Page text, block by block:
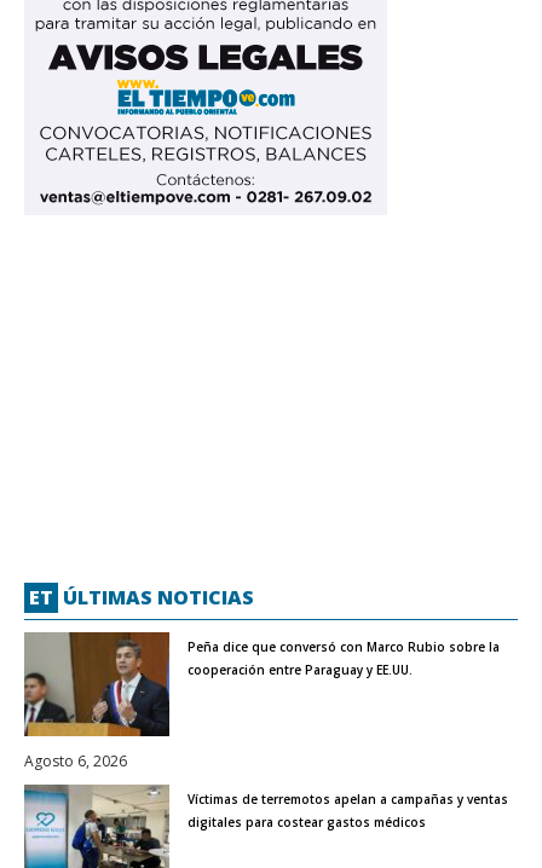
ET ÚLTIMAS NOTICIAS
Peña dice que conversó con Marco Rubio sobre la
cooperación entre Paraguay y EE.UU.
Agosto 6, 2026
Víctimas de terremotos apelan a campañas y ventas
digitales para costear gastos médicos